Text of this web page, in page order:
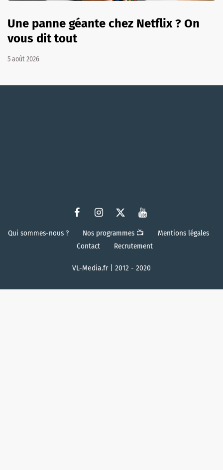
Une panne géante chez Netflix ? On
vous dit tout
5 août 2026
Qui sommes-nous ? Nos programmes 📺
Mentions légales
Contact
Recrutement
VL-Media.fr | 2012 - 2020